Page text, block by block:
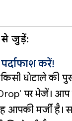
से जुड़ें:
पर्दाफाश करें!
घोटाले की
पर भेजें। आप
आपकी मर्जी है।